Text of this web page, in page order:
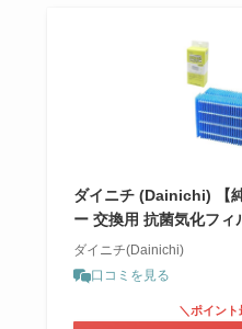
ダイニチ (Dainichi) 【
ー 交換用 抗菌気化フィ
ダイニチ(Dainichi)
口コミを見る
＼ポイント